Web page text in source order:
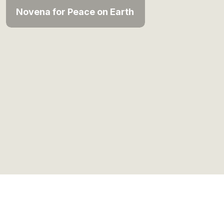
Novena for Peace on Earth